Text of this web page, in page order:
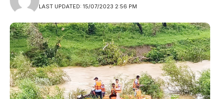
LAST UPDATED: 15/07/2023 2:56 PM